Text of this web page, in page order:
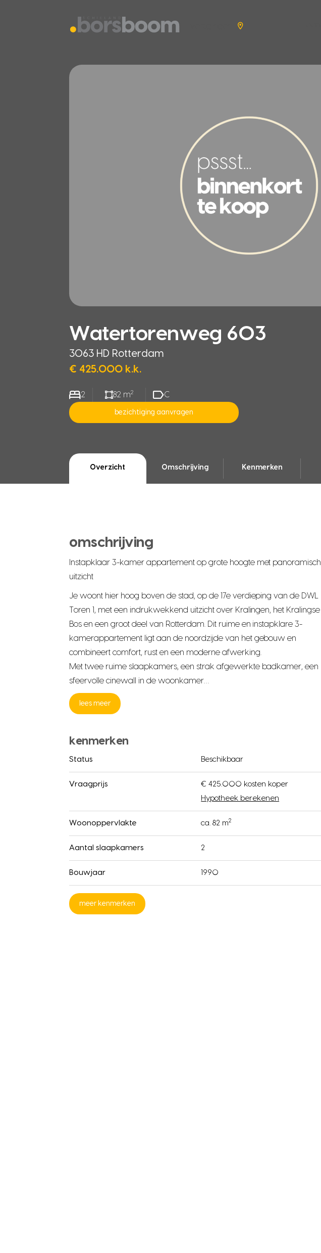
Watertorenweg 603
3063 HD Rotterdam
€ 425.000 k.k.
2 82 m2 C
bezichtiging aanvragen
Overzicht Omschrijving Kenmerken
omschrijving
Instapklaar 3-kamer appartement op grote hoogte met panoramisch
uitzicht
Je woont hier hoog boven de stad, op de 17e verdieping van de DWL
Toren 1, met een indrukwekkend uitzicht over Kralingen, het Kralingse
Bos en een groot deel van Rotterdam. Dit ruime en instapklare 3-
kamerappartement ligt aan de noordzijde van het gebouw en
combineert comfort, rust en een moderne afwerking.
Met twee ruime slaapkamers, een strak afgewerkte badkamer, een
sfeervolle cinewall in de woonkamer…
lees meer
kenmerken
Status Beschikbaar
Vraagprijs
€ 425.000 kosten koper
Hypotheek berekenen
Woonoppervlakte ca. 82 m2
Aantal slaapkamers 2
Bouwjaar 1990
meer kenmerken